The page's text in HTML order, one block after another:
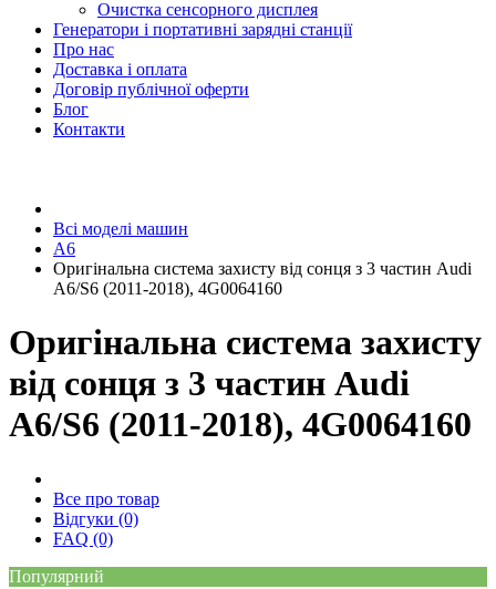
Очистка сенсорного дисплея
Генератори і портативні зарядні станції
Про нас
Доставка і оплата
Договір публічної оферти
Блог
Контакти
Всі моделі машин
A6
Оригінальна система захисту від сонця з 3 частин Audi
A6/S6 (2011-2018), 4G0064160
Оригінальна система захисту
від сонця з 3 частин Audi
A6/S6 (2011-2018), 4G0064160
Все про товар
Відгуки (0)
FAQ (0)
Популярний